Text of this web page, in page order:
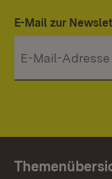
E-Mail zur